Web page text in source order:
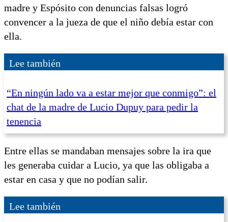
madre y Espósito con denuncias falsas logró
convencer a la jueza de que el niño debía estar con
ella.
Lee también
“En ningún lado va a estar mejor que conmigo”: el
chat de la madre de Lucio Dupuy para pedir la
tenencia
Entre ellas se mandaban mensajes sobre la ira que
les generaba cuidar a Lucio, ya que las obligaba a
estar en casa y que no podían salir.
Lee también